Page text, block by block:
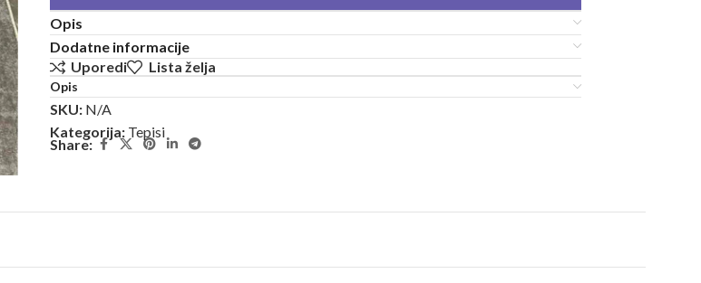
Opis
Dodatne informacije
Uporedi
Lista želja
Opis
SKU: N/A
Kategorija: Tepisi
Share: